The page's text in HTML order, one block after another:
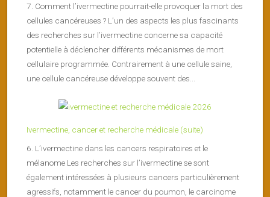
7. Comment l’ivermectine pourrait-elle provoquer la mort des
cellules cancéreuses ? L’un des aspects les plus fascinants
des recherches sur l’ivermectine concerne sa capacité
potentielle à déclencher différents mécanismes de mort
cellulaire programmée. Contrairement à une cellule saine,
une cellule cancéreuse développe souvent des...
Ivermectine, cancer et recherche médicale (suite)
6. L’ivermectine dans les cancers respiratoires et le
mélanome Les recherches sur l’ivermectine se sont
également intéressées à plusieurs cancers particulièrement
agressifs, notamment le cancer du poumon, le carcinome